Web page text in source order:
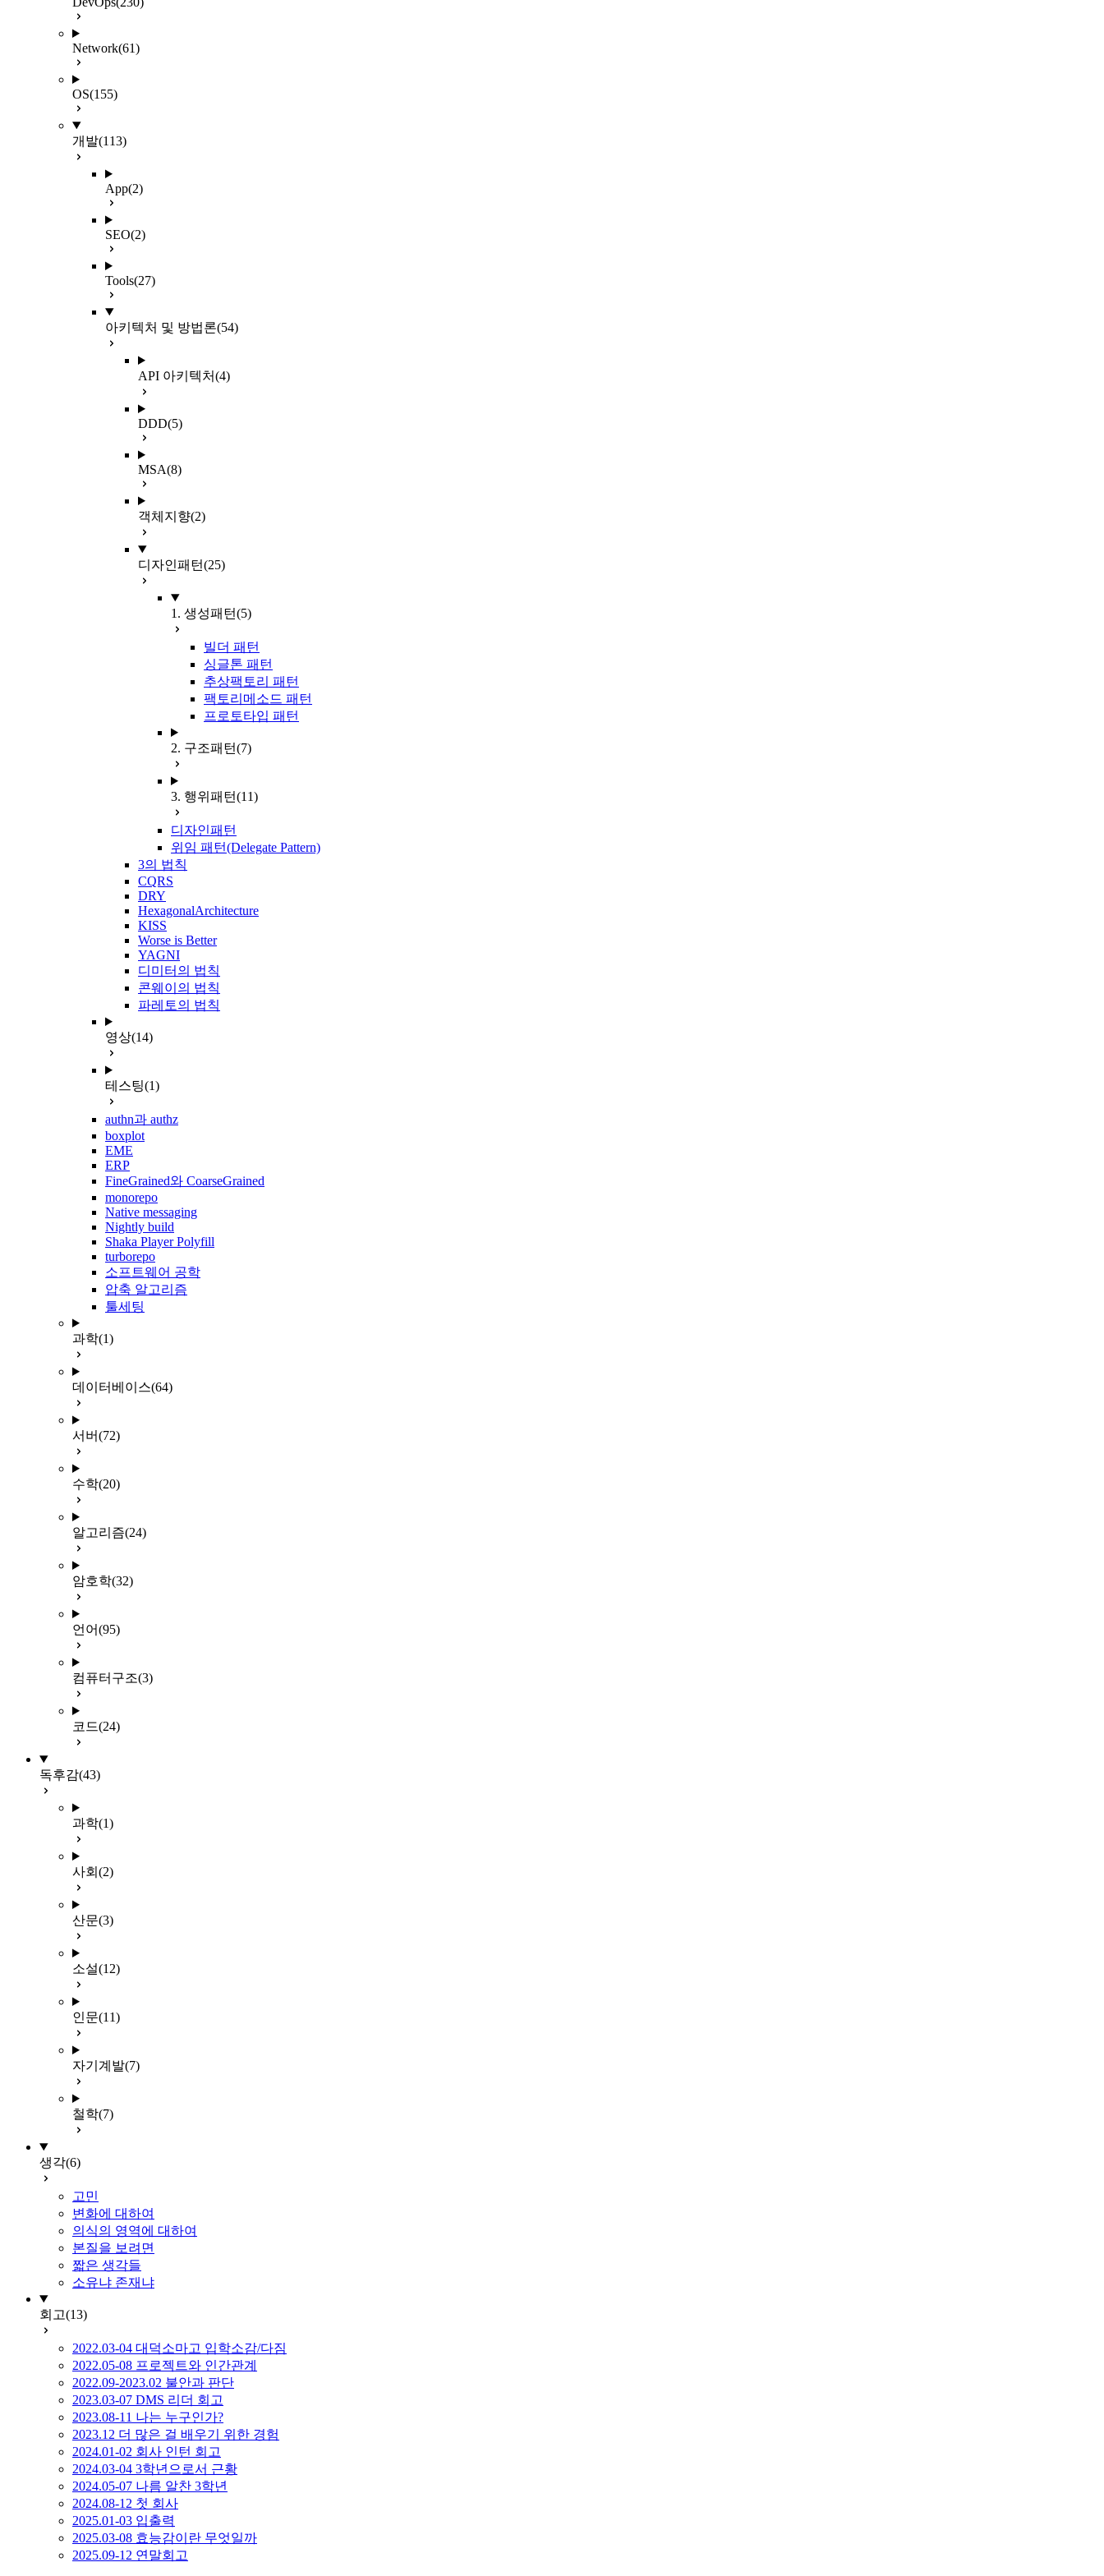
Network(61)
OS(155)
개발(113)
App(2)
SEO(2)
Tools(27)
아키텍처 및 방법론(54)
API 아키텍처(4)
DDD(5)
MSA(8)
객체지향(2)
디자인패턴(25)
1. 생성패턴(5)
빌더 패턴
싱글톤 패턴
추상팩토리 패턴
팩토리메소드 패턴
프로토타입 패턴
2. 구조패턴(7)
3. 행위패턴(11)
디자인패턴
위임 패턴(Delegate Pattern)
3의 법칙
CQRS
DRY
HexagonalArchitecture
KISS
Worse is Better
YAGNI
디미터의 법칙
콘웨이의 법칙
파레토의 법칙
영상(14)
테스팅(1)
authn과 authz
boxplot
EME
ERP
FineGrained와 CoarseGrained
monorepo
Native messaging
Nightly build
Shaka Player Polyfill
turborepo
소프트웨어 공학
압축 알고리즘
툴세팅
과학(1)
데이터베이스(64)
서버(72)
수학(20)
알고리즘(24)
암호학(32)
언어(95)
컴퓨터구조(3)
코드(24)
독후감(43)
과학(1)
사회 (2)
산문(3)
소설(12)
인문(11)
자기계발(7)
철학(7)
생각(6)
고민
변화에 대하여
의식의 영역에 대하여
본질을 보려면
짧은 생각들
소유냐 존재냐
회고(13)
2022.03-04 대덕소마고 입학소감/다짐
2022.05-08 프로젝트와 인간관계
2022.09-2023.02 불안과 판단
2023.03-07 DMS 리더 회고
2023.08-11 나는 누구인가?
2023.12 더 많은 걸 배우기 위한 경험
2024.01-02 회사 인턴 회고
2024.03-04 3학년으로서 근황
2024.05-07 나름 알찬 3학년
2024.08-12 첫 회사
2025.01-03 입출력
2025.03-08 효능감이란 무엇일까
2025.09-12 연말회고